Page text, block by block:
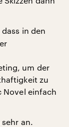
in den
um der
zu
Novel einfach
an.